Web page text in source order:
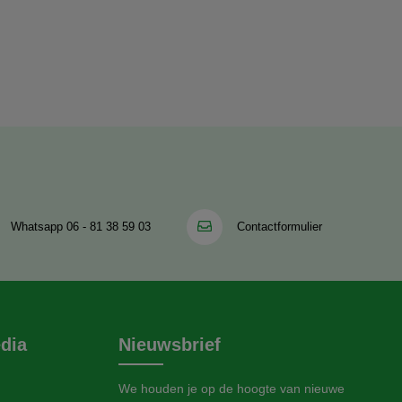
Whatsapp 06 - 81 38 59 03 Contactformulier
Nieuwsbrief
We houden je op de hoogte van nieuwe